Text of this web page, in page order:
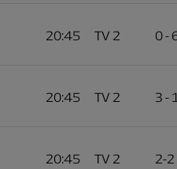
20:45 TV 2 0 -
20:45 TV 2 3 -
20:45 TV 2 2-2